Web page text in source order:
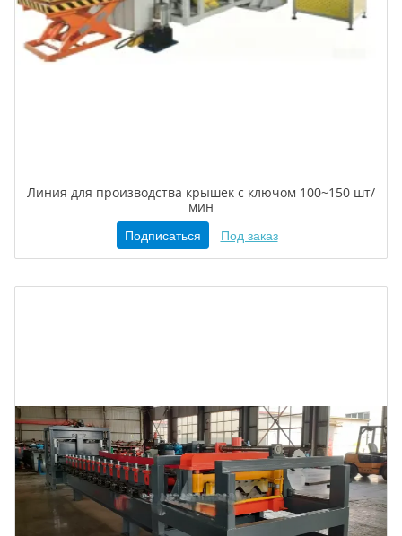
Линия для производства крышек с ключом 100~150 шт/
мин
Подписаться Под заказ